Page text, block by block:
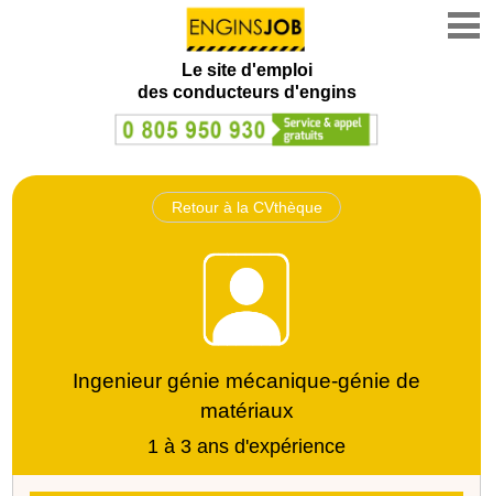
Le site d'emploi
des conducteurs d'engins
Retour à la CVthèque
Ingenieur génie mécanique-génie de
matériaux
1 à 3 ans d'expérience